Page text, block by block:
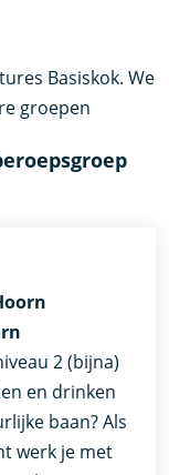
Basiskok. We
groepen
2 (bijna)
en drinken
baan? Als
werk je met